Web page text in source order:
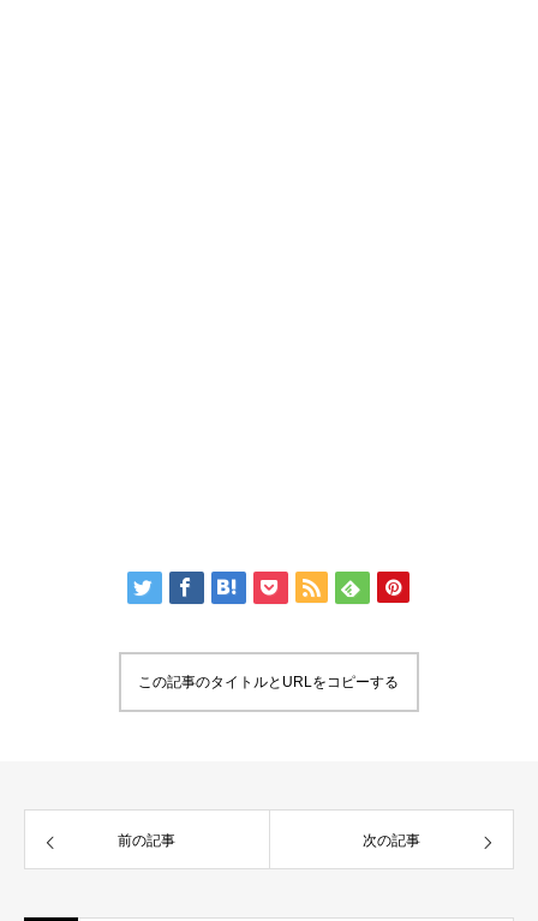
この記事のタイトルとURLをコピーする
前の記事 次の記事